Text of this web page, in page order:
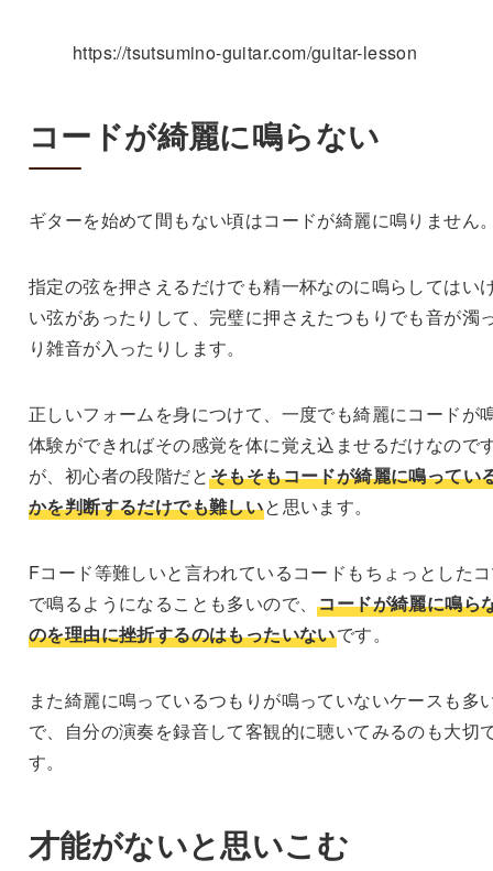
https://tsutsumino-guitar.com/guitar-lesson
コードが綺麗に鳴らない
ギターを始めて間もない頃はコードが綺麗に鳴りません
指定の弦を押さえるだけでも精一杯なのに鳴らしてはい
い弦があったりして、完璧に押さえたつもりでも音が濁
り雑音が入ったりします。
正しいフォームを身につけて、一度でも綺麗にコードが
体験ができればその感覚を体に覚え込ませるだけなので
が、初心者の段階だとそもそもコードが綺麗に鳴ってい
かを判断するだけでも難しいと思います。
Fコード等難しいと言われているコードもちょっとした
で鳴るようになることも多いので、コードが綺麗に鳴ら
のを理由に挫折するのはもったいないです。
また綺麗に鳴っているつもりが鳴っていないケースも多
で、自分の演奏を録音して客観的に聴いてみるのも大切
す。
才能がないと思いこむ